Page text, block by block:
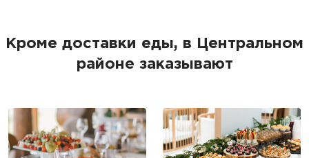
Кроме доставки еды, в Центральном
районе заказывают